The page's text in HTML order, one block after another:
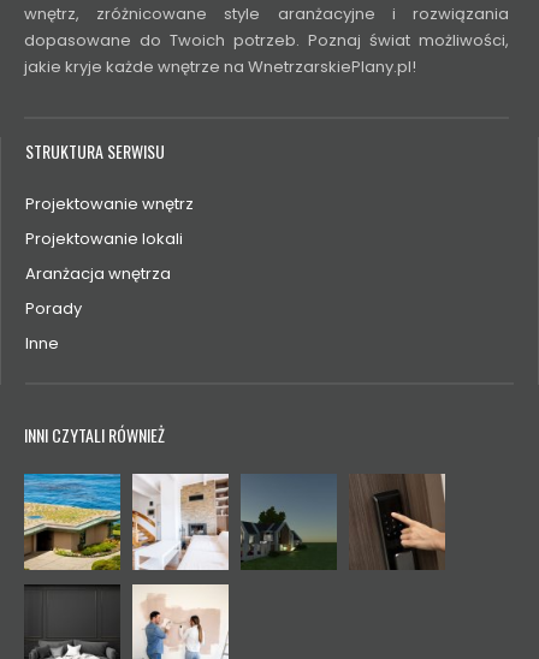
wnętrz, zróżnicowane style aranżacyjne i rozwiązania
dopasowane do Twoich potrzeb. Poznaj świat możliwości,
jakie kryje każde wnętrze na WnetrzarskiePlany.pl!
STRUKTURA SERWISU
Projektowanie wnętrz
Projektowanie lokali
Aranżacja wnętrza
Porady
Inne
INNI CZYTALI RÓWNIEŻ